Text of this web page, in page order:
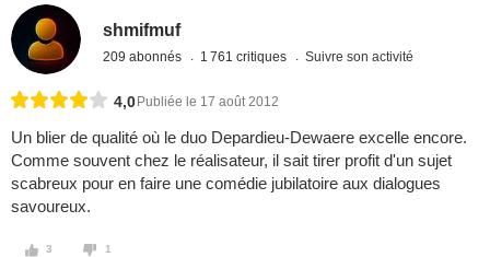
shmifmuf
209 abonnés 1 761 critiques Suivre son activité
4,0 Publiée le 17 août 2012
Un blier de qualité où le duo Depardieu-Dewaere excelle encore.
Comme souvent chez le réalisateur, il sait tirer profit d'un sujet
scabreux pour en faire une comédie jubilatoire aux dialogues
savoureux.
3 1